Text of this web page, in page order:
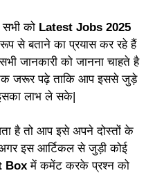
को Latest Jobs 2025
से बताने का प्रयास कर रहे हैं
जानकारी को जानना चाहते है
जरूर पढ़े ताकि आप इससे जुड़े
लाभ ले सके|
है तो आप इसे अपने दोस्तों के
इस आर्टिकल से जुड़ी कोई
Box में कमेंट करके प्रश्न को